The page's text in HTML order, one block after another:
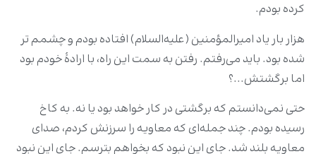
کرده بودم.
هزار بار یاد امیرالمؤمنین (علیه‌السلام) افتاده بودم و چشمم تر
شده بود. باید می‌رفتم. رفتن به سمت این راه، با ارادۀ خودم بود
اما برگشتش...؟
حتی نمی‌دانستم که برگشتی در کار خواهد بود یا نه. به کاخ
رسیده بودم. چند جمله‌ای که معاویه را سرزنش کردم، صدای
معاویه بلند شد. جای این نبود که بخواهم بترسم. جای این نبود